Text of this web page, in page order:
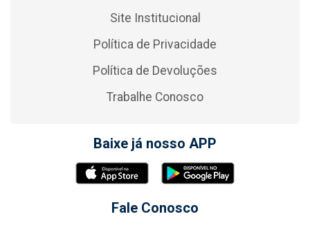
Site Institucional
Política de Privacidade
Política de Devoluções
Trabalhe Conosco
Baixe já nosso APP
Fale Conosco